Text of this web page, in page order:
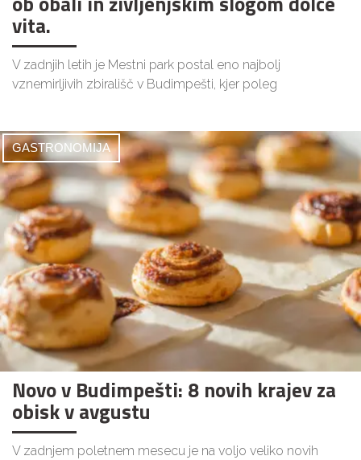
vita.
V zadnjih letih je Mestni park postal eno najbolj
vznemirljivih zbirališč v Budimpešti, kjer poleg
GASTRONOMIJA
Novo v Budimpešti: 8 novih krajev za
obisk v avgustu
V zadnjem poletnem mesecu je na voljo veliko novih